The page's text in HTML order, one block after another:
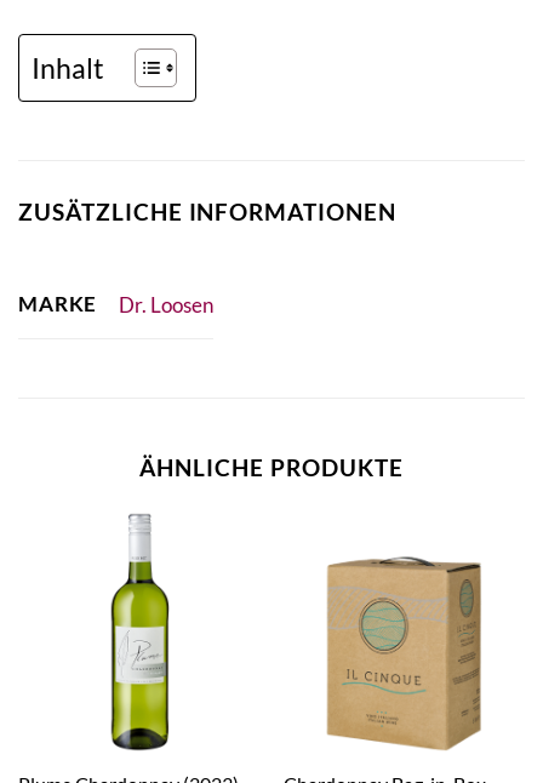
Inhalt
ZUSÄTZLICHE INFORMATIONEN
MARKE Dr. Loosen
ÄHNLICHE PRODUKTE